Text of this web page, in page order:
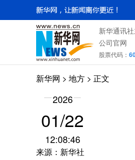
新华通讯
公司官网
股票代码：
新华网 > 地方 > 正文
2026
01/22
12:08:46
来源：新华社